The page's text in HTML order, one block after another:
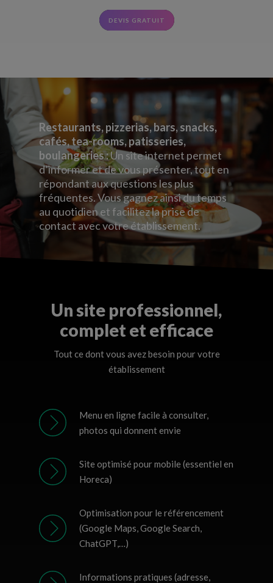
DEVIS GRATUIT
Restaurants, pizzerias, bars, snacks,
cafés, tea-rooms, patisseries,
boulangeries :Un site internet permet
d’informer et de vous présenter, tout en
répondant aux questions les plus
fréquentes. Vous gagnez ainsi du temps
au quotidien et facilitez la prise de
contact avec votre établissement.
Un site professionnel,
complet et efficace
Tout ce dont vous avez besoin pour votre
établissement
Menu en ligne facile à consulter,
photos qui donnent envie
Site optimisé pour mobile (essentiel en
Horeca)
Optimisation pour le référencement
(Google Maps, Google Search,
ChatGPT,…)
Informations pratiques (adresse,